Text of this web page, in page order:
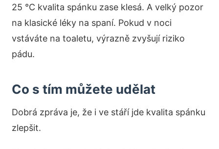
25 °C kvalita spánku zase klesá. A velký pozor
na klasické léky na spaní. Pokud v noci
vstáváte na toaletu, výrazně zvyšují riziko
pádu.
Co s tím můžete udělat
Dobrá zpráva je, že i ve stáří jde kvalita spánku
zlepšit.